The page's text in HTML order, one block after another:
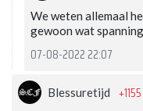
We weten allemaal
gewoon wat
07-08-2022 22:07
Blessuretijd +1155